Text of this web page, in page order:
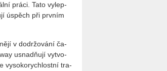
práci. Tato vy­lep­
úspěch při prv­ním
v do­dr­žo­vá­ní ča­
usnad­ňují vy­tvo­
vy­so­ko­rych­lost­ní tra­